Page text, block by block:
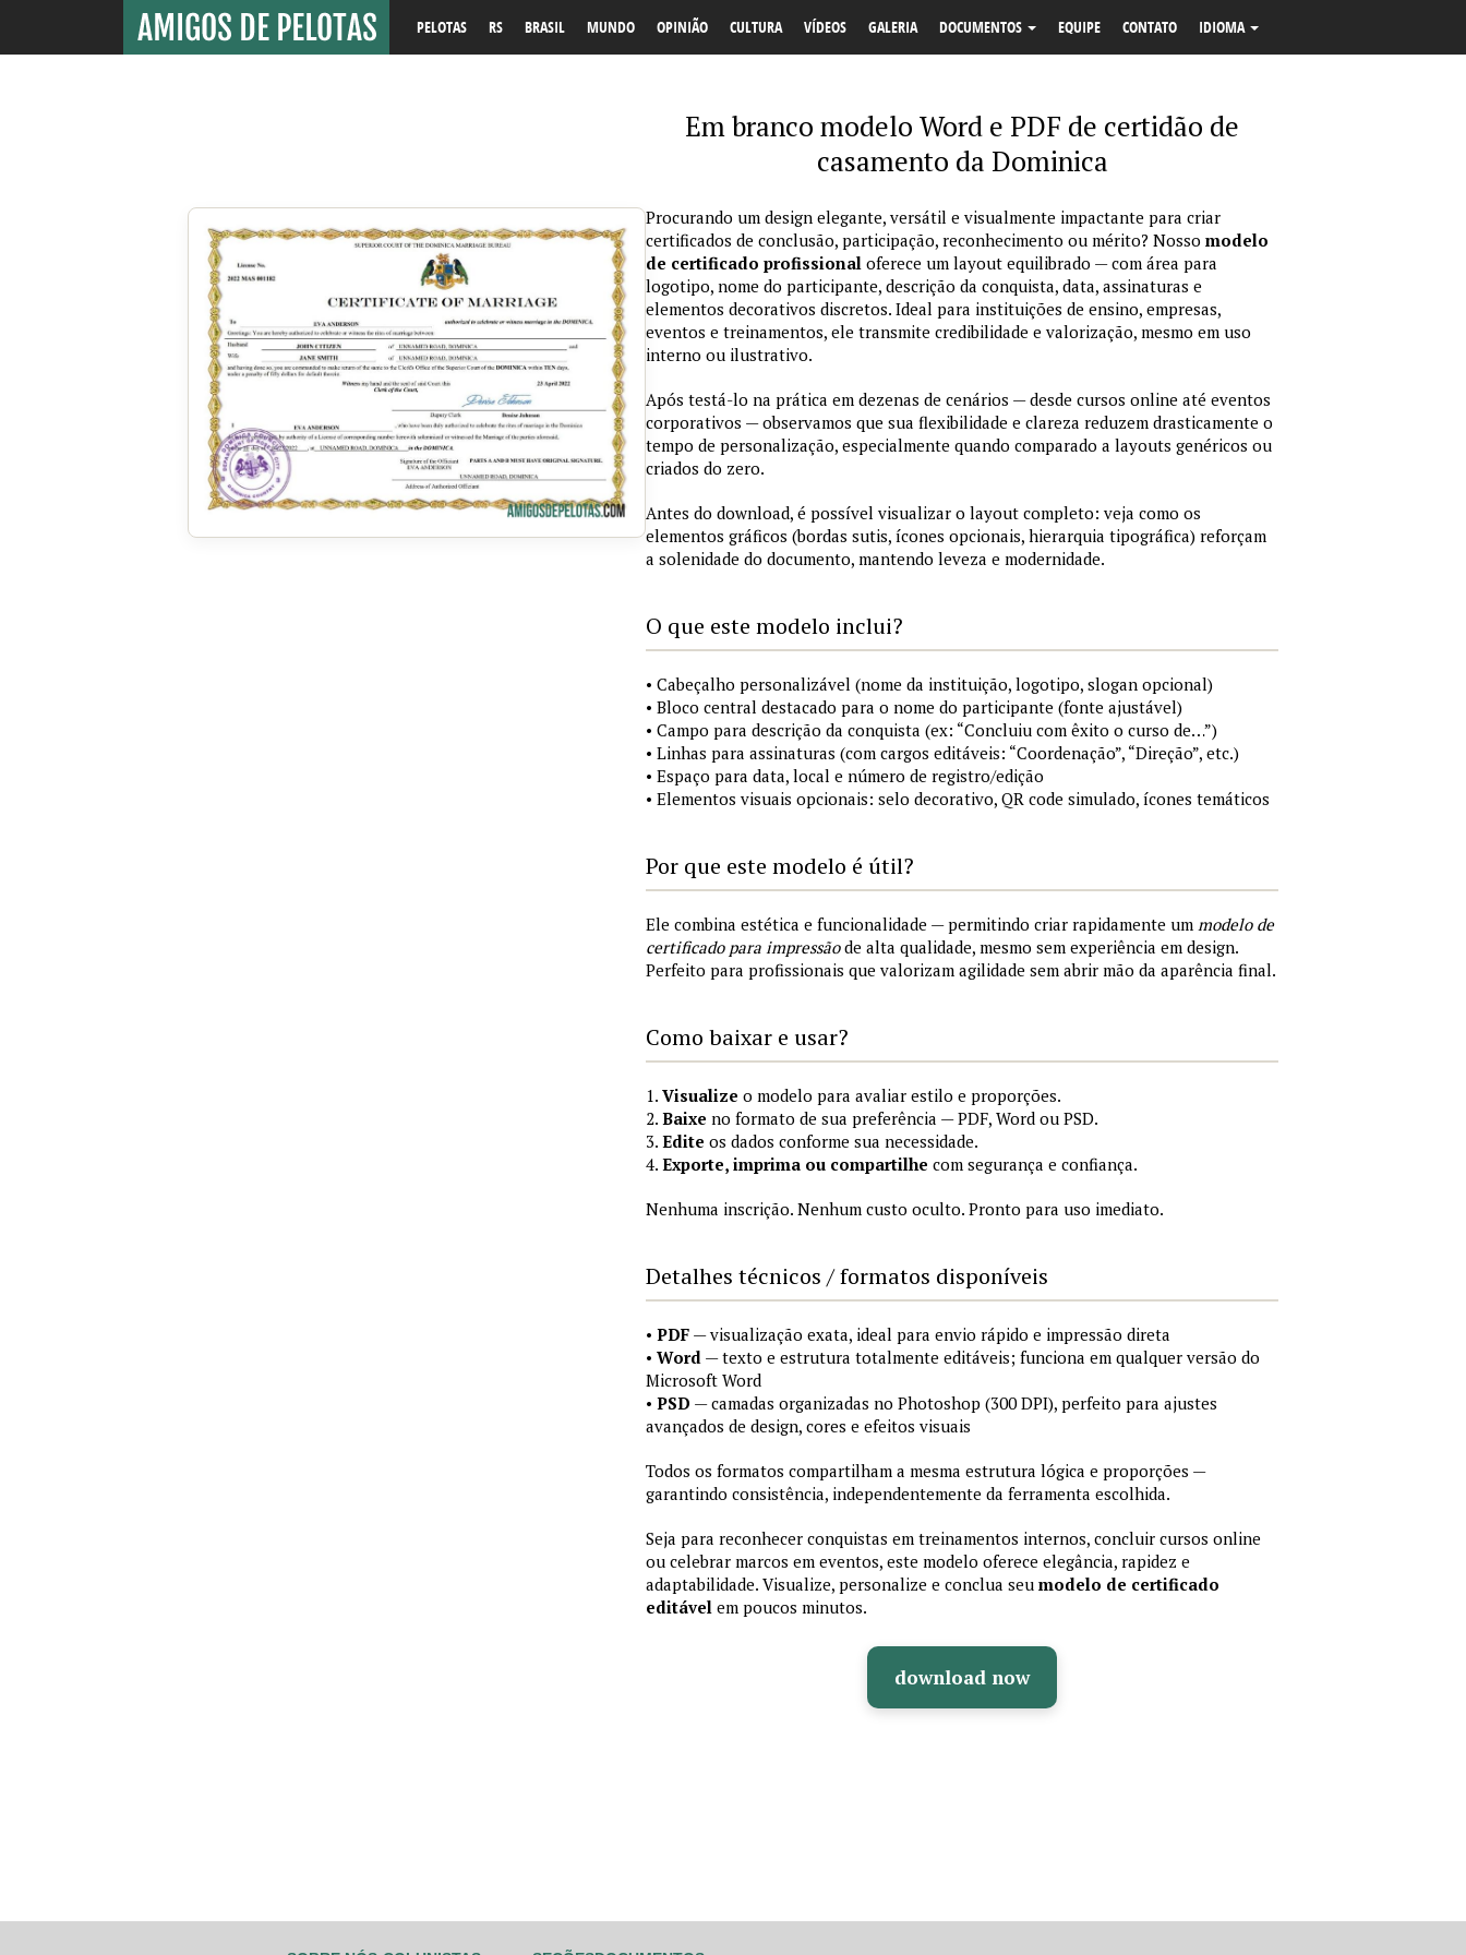
PELOTAS RS BRASIL MUNDO OPINIÃO CULTURA VÍDEOS GALERIA DOCUMENTOS EQUIPE CONTATO IDIOMA
Em branco modelo Word e PDF de certidão de
casamento da Dominica
Procurando um design elegante, versátil e visualmente impactante para criar
certificados de conclusão, participação, reconhecimento ou mérito? Nosso modelo
de certificado profissional oferece um layout equilibrado — com área para
logotipo, nome do participante, descrição da conquista, data, assinaturas e
elementos decorativos discretos. Ideal para instituições de ensino, empresas,
eventos e treinamentos, ele transmite credibilidade e valorização, mesmo em uso
interno ou ilustrativo.
Após testá-lo na prática em dezenas de cenários — desde cursos online até eventos
corporativos — observamos que sua flexibilidade e clareza reduzem drasticamente o
tempo de personalização, especialmente quando comparado a layouts genéricos ou
criados do zero.
Antes do download, é possível visualizar o layout completo: veja como os
elementos gráficos (bordas sutis, ícones opcionais, hierarquia tipográfica) reforçam
a solenidade do documento, mantendo leveza e modernidade.
O que este modelo inclui?
• Cabeçalho personalizável (nome da instituição, logotipo, slogan opcional)
• Bloco central destacado para o nome do participante (fonte ajustável)
• Campo para descrição da conquista (ex: “Concluiu com êxito o curso de…”)
• Linhas para assinaturas (com cargos editáveis: “Coordenação”, “Direção”, etc.)
• Espaço para data, local e número de registro/edição
• Elementos visuais opcionais: selo decorativo, QR code simulado, ícones temáticos
Por que este modelo é útil?
Ele combina estética e funcionalidade — permitindo criar rapidamente um modelo de
certificado para impressãode alta qualidade, mesmo sem experiência em design.
Perfeito para profissionais que valorizam agilidade sem abrir mão da aparência final.
Como baixar e usar?
1. Visualize o modelo para avaliar estilo e proporções.
2. Baixe no formato de sua preferência — PDF, Word ou PSD.
3. Edite os dados conforme sua necessidade.
4. Exporte, imprima ou compartilhe com segurança e confiança.
Nenhuma inscrição. Nenhum custo oculto. Pronto para uso imediato.
Detalhes técnicos / formatos disponíveis
• PDF — visualização exata, ideal para envio rápido e impressão direta
• Word — texto e estrutura totalmente editáveis; funciona em qualquer versão do
Microsoft Word
• PSD — camadas organizadas no Photoshop (300 DPI), perfeito para ajustes
avançados de design, cores e efeitos visuais
Todos os formatos compartilham a mesma estrutura lógica e proporções —
garantindo consistência, independentemente da ferramenta escolhida.
Seja para reconhecer conquistas em treinamentos internos, concluir cursos online
ou celebrar marcos em eventos, este modelo oferece elegância, rapidez e
adaptabilidade. Visualize, personalize e conclua seu modelo de certificado
editável em poucos minutos.
download now